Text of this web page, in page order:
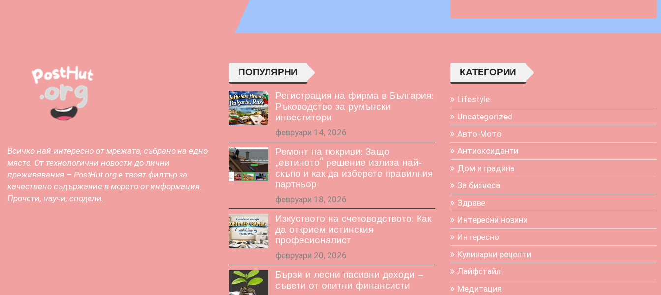
Всичко най-интересно от мрежата, събрано на едно
място. От технологични новости до лични
преживявания – PostHut.org е твоят филтър за
качествено съдържание в морето от информация.
Прочети, научи, сподели.
ПОПУЛЯРНИ
Регистрация на фирма в България:
Ръководство за румънски
инвеститори
февруари 14, 2026
Ремонт на покриви: Защо
„евтиното“ решение излиза най-
скъпо и как да изберете правилния
партньор
февруари 18, 2026
Изкуството на счетоводството: Как
да открием истинския
професионалист
февруари 20, 2026
Бързи и лесни пасивни доходи –
съвети от опитни финансисти
КАТЕГОРИИ
Lifestyle
Uncategorized
Авто-Мото
Антиоксиданти
Дом и градина
За бизнеса
Здраве
Интересни новини
Интересно
Кулинарни рецепти
Лайфстайл
Медитация